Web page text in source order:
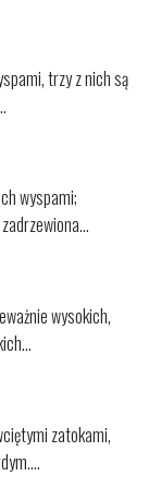
trzy z nich są
wyspami;
wysokich,
zatokami,